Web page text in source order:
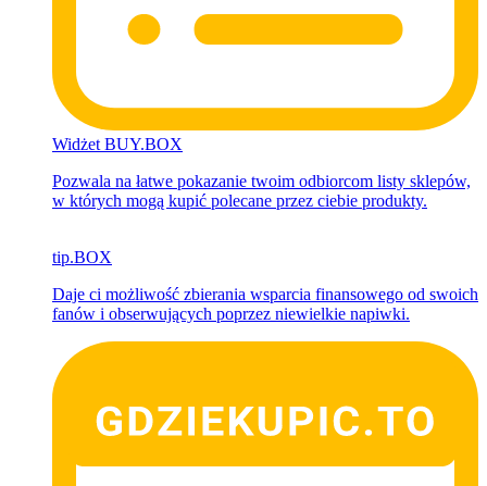
Widżet BUY.BOX
Pozwala na łatwe pokazanie twoim odbiorcom listy sklepów,
w których mogą kupić polecane przez ciebie produkty.
tip.BOX
Daje ci możliwość zbierania wsparcia finansowego od swoich
fanów i obserwujących poprzez niewielkie napiwki.